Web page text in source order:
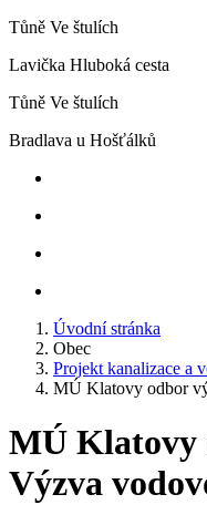
Tůně Ve štulích
Lavička Hluboká cesta
Tůně Ve štulích
Bradlava u Hošťálků
Úvodní stránka
Obec
Projekt kanalizace a
MÚ Klatovy odbor
MÚ Klatovy
Výzva